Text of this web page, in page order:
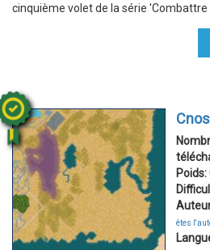
cinquième volet de la série 'Combattre
Poids:
êtes